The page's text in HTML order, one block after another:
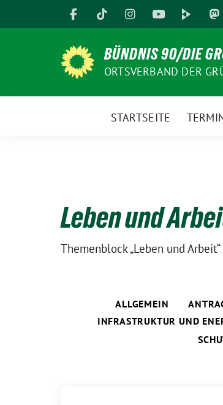
zum
BÜNDNIS 90/DIE
ORTSVERBAND DER
STARTSEITE
Leben und
Themenblock „Leben und Arbeit“
ALLGEMEIN
INFRASTRUKTUR UND